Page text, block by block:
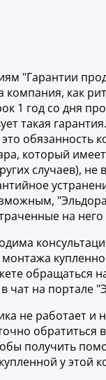
"Гарантии
компания, как
1 год со дня
такая
обязанность
который
случаев), не
на него
обращаться
чат на портале
не работает и
обратиться
получить
у этой